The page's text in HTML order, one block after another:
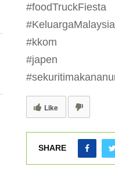
#foodTruckFiesta
#KeluargaMalaysia
#kkom
#japen
Like
SHARE